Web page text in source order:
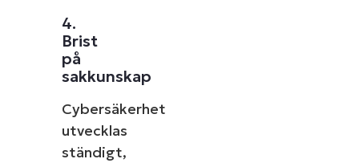
4.
Brist
på
sakkunskap
Cybersäkerhet
utvecklas
ständigt,
Starta en gratis provperiod med
Business